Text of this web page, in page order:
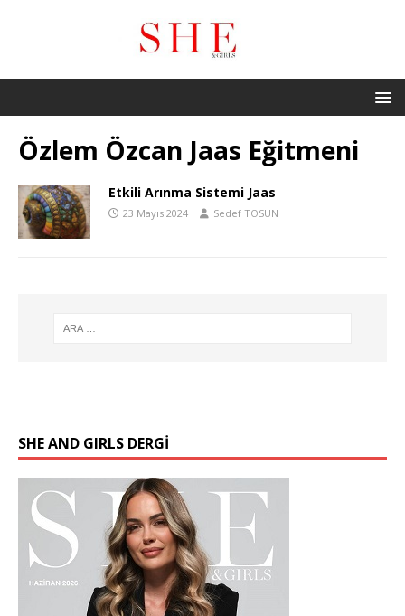
Özlem Özcan Jaas Eğitmeni
Etkili Arınma Sistemi Jaas
23 Mayıs 2024 Sedef TOSUN
SHE AND GIRLS DERGİ